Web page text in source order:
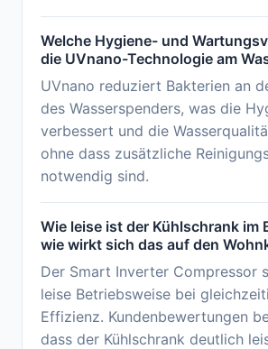
Welche Hygiene- und
die UVnano-Technologie am
UVnano reduziert Bakterien an
des Wasserspenders, was die
verbessert und die
ohne dass zusätzliche
notwendig sind.
Wie leise ist der Kühlschrank im
wie wirkt sich das auf den
Der Smart Inverter Compressor
leise Betriebsweise bei
Effizienz. Kundenbewertungen
dass der Kühlschrank deutlich